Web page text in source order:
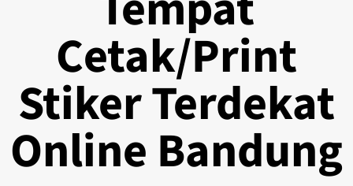
Cetak/Print
Stiker Terdekat
Online Bandung